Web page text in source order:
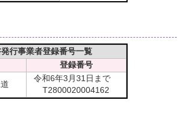
行事業者登録番号一覧
登録番号
令和6年3月31日まで
T2800020004162